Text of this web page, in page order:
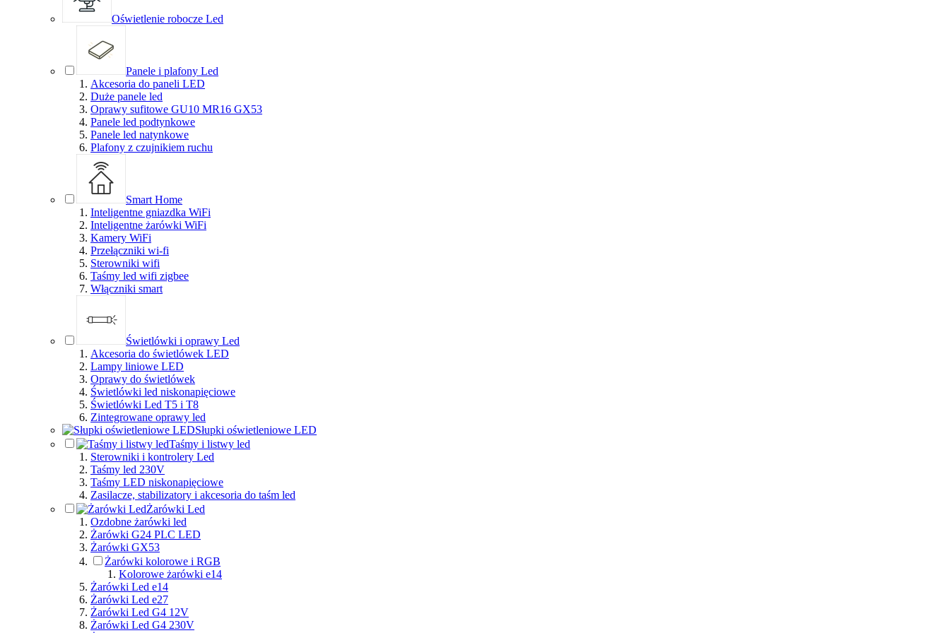
Oświetlenie robocze Led
Panele i plafony Led
Akcesoria do paneli LED
Duże panele led
Oprawy sufitowe GU10 MR16 GX53
Panele led podtynkowe
Panele led natynkowe
Plafony z czujnikiem ruchu
Smart Home
Inteligentne gniazdka WiFi
Inteligentne żarówki WiFi
Kamery WiFi
Przełączniki wi-fi
Sterowniki wifi
Taśmy led wifi zigbee
Włączniki smart
Świetlówki i oprawy Led
Akcesoria do świetlówek LED
Lampy liniowe LED
Oprawy do świetlówek
Świetlówki led niskonapięciowe
Świetlówki Led T5 i T8
Zintegrowane oprawy led
Słupki oświetleniowe LED
Taśmy i listwy led
Sterowniki i kontrolery Led
Taśmy led 230V
Taśmy LED niskonapięciowe
Zasilacze, stabilizatory i akcesoria do taśm led
Żarówki Led
Ozdobne żarówki led
Żarówki G24 PLC LED
Żarówki GX53
Żarówki kolorowe i RGB
Kolorowe żarówki e14
Żarówki Led e14
Żarówki Led e27
Żarówki Led G4 12V
Żarówki Led G4 230V